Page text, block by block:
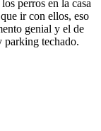
perros en la casa
ir con ellos, eso
genial y el de
parking techado.